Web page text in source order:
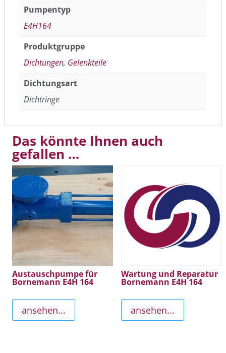
Pumpentyp
E4H164
Produktgruppe
Dichtungen, Gelenkteile
Dichtungsart
Dichtringe
Das könnte Ihnen auch
gefallen …
Austauschpumpe für
Bornemann E4H 164
ansehen...
Wartung und Reparatur
Bornemann E4H 164
ansehen...